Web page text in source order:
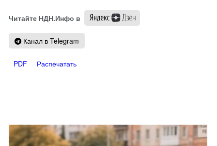
Читайте НДН.Инфо в
Канал в Telegram
PDF Распечатать